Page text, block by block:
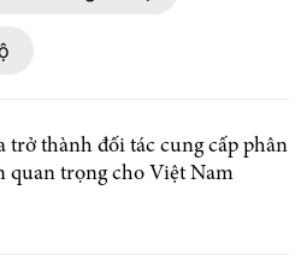
trở thành đối tác cung cấp phân
quan trọng cho Việt Nam